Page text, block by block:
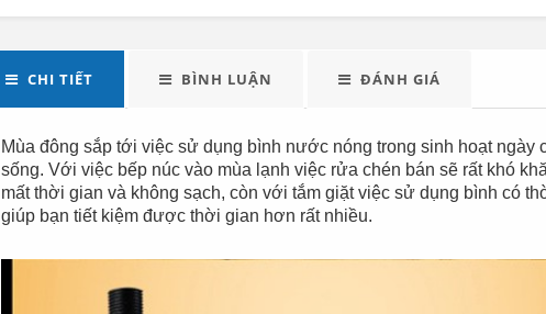
CHI TIẾT BÌNH LUẬN ĐÁNH GIÁ
Mùa đông sắp tới việc sử dụng bình nước nóng trong sinh hoạt ngày
sống. Với việc bếp núc vào mùa lạnh việc rửa chén bán sẽ rất khó
mất thời gian và không sạch, còn với tắm giặt việc sử dụng bình có
giúp bạn tiết kiệm được thời gian hơn rất nhiều.
Đèn tích điện xách
Đèn tích điện cao
cấp KM 792C
Máy xay sinh tố đa
490.000
Quạt đứng công
nghiệp Centron